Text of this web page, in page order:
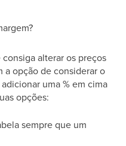
alterar os preços
a opção de considerar o
uma % em cima
opções:
sempre que um